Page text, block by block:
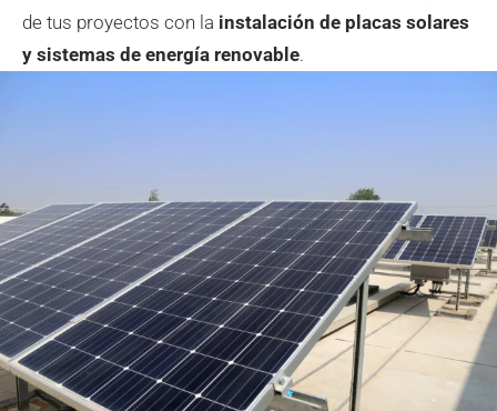
de tus proyectos con la instalación de placas solares
y sistemas de energía renovable.